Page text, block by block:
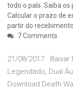
todo o país. Saiba
Calcular o prazo de
partir do
7 Comments
21/08/2017 ·
Legendado, Dual
Download Death